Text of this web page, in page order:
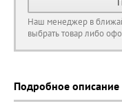
Наш менеджер в
выбрать товар либо
Подробное описание